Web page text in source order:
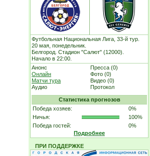
Футбольная Национальная Лига, 33-й тур.
20 мая, понедельник.
Белгород. Стадион "Салют" (12000).
Начало в 22:00.
Анонс
Онлайн
Матчи тура
Аудио
Пресса (0)
Фото (0)
Видео (0)
Протокол
Статистика прогнозов
Победа хозяев:
0%
Ничья:
100%
Победа гостей:
0%
Подробнее
ПРИ ПОДДЕРЖКЕ